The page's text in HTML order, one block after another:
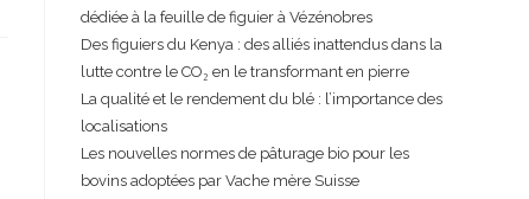
dédiée à la feuille de figuier à Vézénobres
Des figuiers du Kenya : des alliés inattendus dans la
lutte contre le CO₂ en le transformant en pierre
La qualité et le rendement du blé : l’importance des
localisations
Les nouvelles normes de pâturage bio pour les
bovins adoptées par Vache mère Suisse